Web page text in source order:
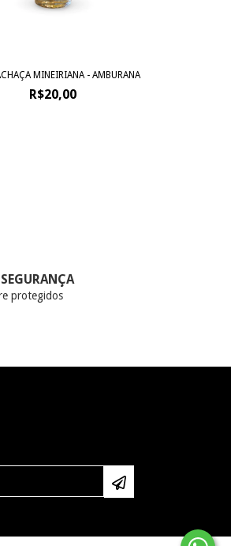
MINEIRIANA - AMBURANA
R$20,00
protegidos